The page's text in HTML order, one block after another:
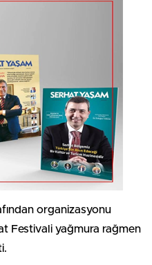
organizasyonu
Festivali yağmura rağmen